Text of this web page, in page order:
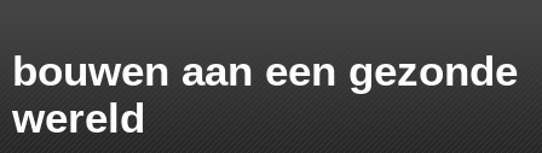
bouwen aan een gezonde
wereld